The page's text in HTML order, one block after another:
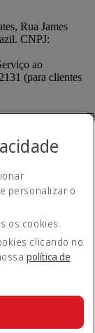
Rua James
CNPJ:
ao
(para clientes
Escravidão
an external link in
personalizar o
os cookies.
clicando no
política de